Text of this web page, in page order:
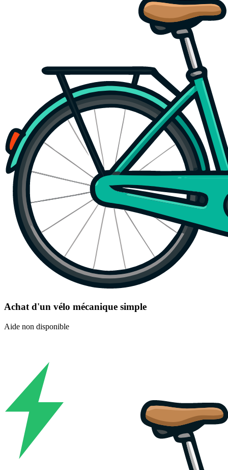
Achat d'un vélo mécanique simple
Aide non disponible